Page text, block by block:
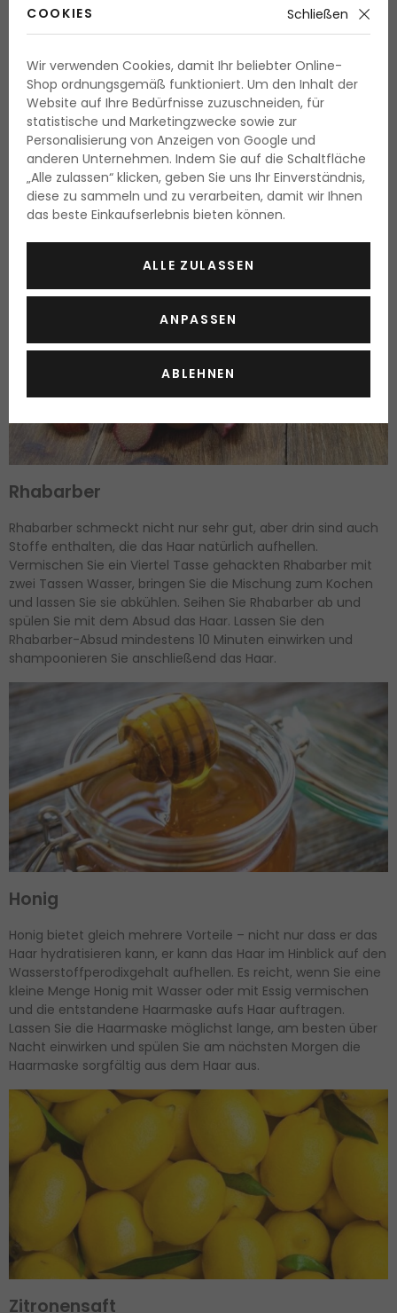
Apfelessig
Sie können das Haar mit Apfelessig aufhellen. Vermischen
Sie einen Teil Essig mit sechs Teilen Wasser und spülen Sie
Rhabarber
Rhabarber schmeckt nicht nur sehr gut, aber drin sind auch
Stoffe enthalten, die das Haar natürlich aufhellen.
Vermischen Sie ein Viertel Tasse gehackten Rhabarber mit
zwei Tassen Wasser, bringen Sie die Mischung zum Kochen
und lassen Sie sie abkühlen. Seihen Sie Rhabarber ab und
spülen Sie mit dem Absud das Haar. Lassen Sie den
Rhabarber-Absud mindestens 10 Minuten einwirken und
shampoonieren Sie anschließend das Haar.
Honig
Honig bietet gleich mehrere Vorteile – nicht nur dass er das
Haar hydratisieren kann, er kann das Haar im Hinblick auf den
Wasserstoffperodixgehalt aufhellen. Es reicht, wenn Sie eine
kleine Menge Honig mit Wasser oder mit Essig vermischen
und die entstandene Haarmaske aufs Haar auftragen.
Lassen Sie die Haarmaske möglichst lange, am besten über
Nacht einwirken und spülen Sie am nächsten Morgen die
Haarmaske sorgfältig aus dem Haar aus.
Zitronensaft
COOKIES Schließen
Wir verwenden Cookies, damit Ihr beliebter Online-
Shop ordnungsgemäß funktioniert. Um den Inhalt der
Website auf Ihre Bedürfnisse zuzuschneiden, für
statistische und Marketingzwecke sowie zur
Personalisierung von Anzeigen von Google und
anderen Unternehmen. Indem Sie auf die Schaltfläche
„Alle zulassen“ klicken, geben Sie uns Ihr Einverständnis,
diese zu sammeln und zu verarbeiten, damit wir Ihnen
das beste Einkaufserlebnis bieten können.
ALLE ZULASSEN
ANPASSEN
ABLEHNEN